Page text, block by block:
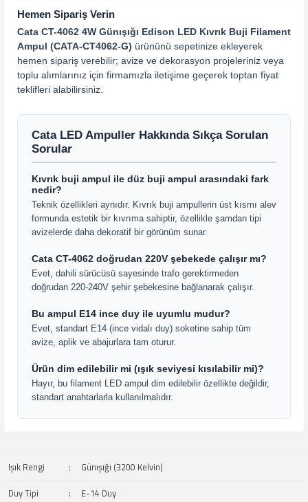
Hemen Sipariş Verin
Cata CT-4062 4W Günışığı Edison LED Kıvrık Buji Filament
Ampul (CATA-CT4062-G) ürününü sepetinize ekleyerek
hemen sipariş verebilir; avize ve dekorasyon projeleriniz veya
toplu alımlarınız için firmamızla iletişime geçerek toptan fiyat
teklifleri alabilirsiniz.
Cata LED Ampuller Hakkında Sıkça Sorulan
Sorular
Kıvrık buji ampul ile düz buji ampul arasındaki fark
nedir?
Teknik özellikleri aynıdır. Kıvrık buji ampullerin üst kısmı alev
formunda estetik bir kıvrıma sahiptir, özellikle şamdan tipi
avizelerde daha dekoratif bir görünüm sunar.
Cata CT-4062 doğrudan 220V şebekede çalışır mı?
Evet, dahili sürücüsü sayesinde trafo gerektirmeden
doğrudan 220-240V şehir şebekesine bağlanarak çalışır.
Bu ampul E14 ince duy ile uyumlu mudur?
Evet, standart E14 (ince vidalı duy) soketine sahip tüm
avize, aplik ve abajurlara tam oturur.
Ürün dim edilebilir mi (ışık seviyesi kısılabilir mi)?
Hayır, bu filament LED ampul dim edilebilir özellikte değildir,
standart anahtarlarla kullanılmalıdır.
Işık Rengi :
Günışığı (3200 Kelvin)
Duy Tipi
: E-14 Duy